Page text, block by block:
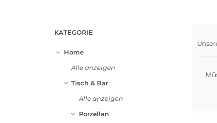
KATEGORIE
Home
Alle anzeigen
Tisch & Bar
Alle anzeigen
Porzellan